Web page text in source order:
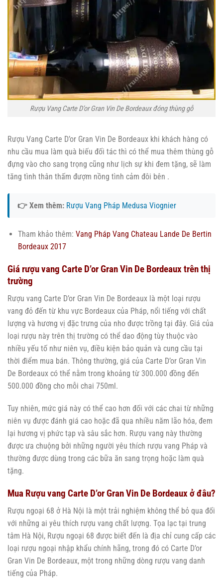
Rượu Vang Carte D’or Gran Vin De Bordeaux đóng thùng gỗ
Rượu Vang Carte D’or Gran Vin De Bordeaux khi khách hàng có
nhu cầu mua làm quà biếu đối tác thì có thể mua thêm thùng gỗ
đựng vào cho sang trọng cũng như lịch sự khi đem tặng, sẽ làm
tăng tình thân thấm đượm nồng tình cảm đôi bên .
👉 Xem thêm: Rượu Vang Pháp Medusa Viognier
Tham khảo thêm: Vang Pháp Vang Chateau Lande De Bertin
Bordeaux 2017
Giá rượu vang Carte D’or Gran Vin De Bordeaux trên thị
trường
Rượu vang Carte D’or Gran Vin De Bordeaux là một loại rượu
vang đỏ đến từ khu vực Bordeaux của Pháp, nổi tiếng với chất
lượng và hương vị đặc trưng của nho được trồng tại đây. Giá của
loại rượu này trên thị trường có thể dao động tùy thuộc vào
nhiều yếu tố như niên vụ, điều kiện bảo quản và cung cầu tại
thời điểm mua bán. Thông thường, giá của Carte D’or Gran Vin
De Bordeaux có thể nằm trong khoảng từ 300.000 đồng đến
500.000 đồng cho mỗi chai 750ml.
Tuy nhiên, mức giá này có thể cao hơn đối với các chai từ những
niên vụ được đánh giá cao hoặc đã qua nhiều năm lão hóa, đem
lại hương vị phức tạp và sâu sắc hơn. Rượu vang này thường
được ưa chuộng bởi những người yêu thích rượu vang Pháp và
thường được dùng trong các bữa ăn sang trọng hoặc làm quà
tặng.
Mua Rượu vang Carte D’or Gran Vin De Bordeaux ở đâu?
Rượu ngoại 68 ở Hà Nội là một trải nghiệm không thể bỏ qua đối
với những ai yêu thích rượu vang chất lượng. Tọa lạc tại trung
tâm Hà Nội, Rượu ngoại 68 được biết đến là địa chỉ cung cấp các
loại rượu ngoại nhập khẩu chính hãng, trong đó có Carte D’or
Gran Vin De Bordeaux, một trong những dòng rượu vang danh
tiếng của Pháp.